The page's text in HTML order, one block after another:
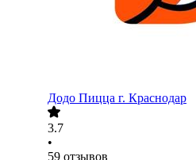
Додо Пицца г. Краснодар
3.7
•
59 отзывов